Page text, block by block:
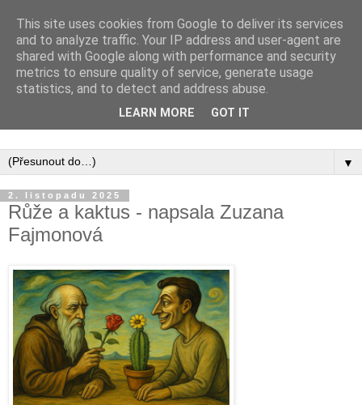
Inspirujte se tím, co píší posluchači kurzů a co se na nich
▼
2. listopadu 2025
Růže a kaktus - napsala Zuzana
Fajmonová
This site uses cookies from Google to deliver its services
and to analyze traffic. Your IP address and user-agent are
shared with Google along with performance and security
metrics to ensure quality of service, generate usage
statistics, and to detect and address abuse.
LEARN MORE GOT IT